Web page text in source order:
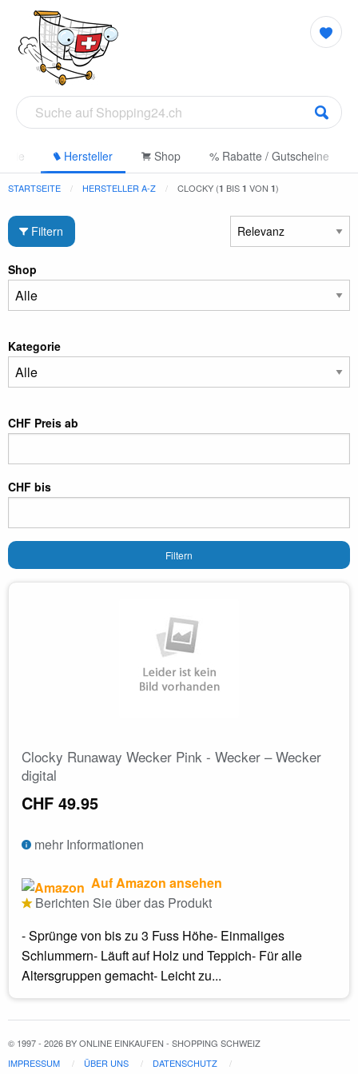
Hersteller Shop % Rabatte / Gutscheine
STARTSEITE HERSTELLER A-Z CLOCKY (1 BIS 1 VON 1)
Filtern
Shop
Kategorie
CHF Preis ab
CHF bis
Filtern
Clocky Runaway Wecker Pink - Wecker – Wecker
digital
CHF 49.95
mehr Informationen
Auf Amazon ansehen
Berichten Sie über das Produkt
- Sprünge von bis zu 3 Fuss Höhe- Einmaliges
Schlummern- Läuft auf Holz und Teppich- Für alle
Altersgruppen gemacht- Leicht zu...
© 1997 - 2026 BY ONLINE EINKAUFEN - SHOPPING SCHWEIZ
IMPRESSUM
ÜBER UNS
DATENSCHUTZ